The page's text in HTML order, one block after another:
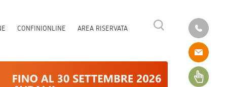
CONFINIONLINE AREA RISERVATA